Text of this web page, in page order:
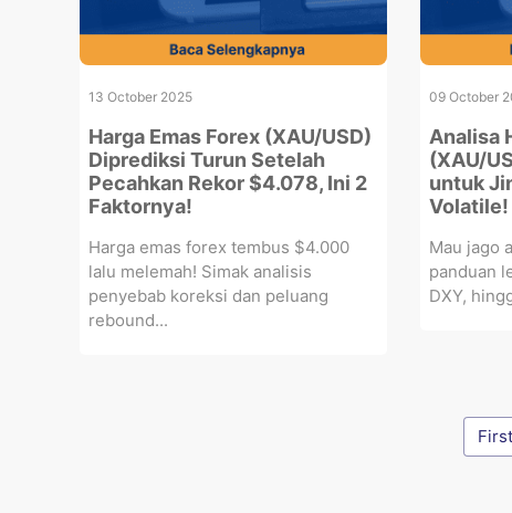
13 October 2025
Harga Emas Forex (XAU/USD)
Diprediksi Turun Setelah
Pecahkan Rekor $4.078, Ini 2
Faktornya!
Harga emas forex tembus $4.000
lalu melemah! Simak analisis
penyebab koreksi dan peluang
rebound...
09 October
Analisa
(XAU/
untuk
Volatile!
Mau jago
panduan
DXY,
First